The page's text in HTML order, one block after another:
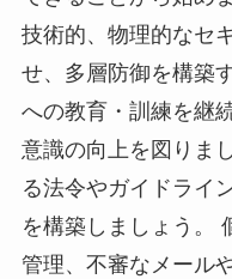
技術的、物理的なセ
せ、多層防御を構築
への教育・訓練を継
意識の向上を図りま
る法令やガイドライ
を構築しましょう。
管理、不審なメール